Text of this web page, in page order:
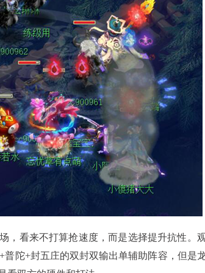
看来不打算抢速度，而是选择提升抗性。
陀+封五庄的双封双输出单辅助阵容，但是